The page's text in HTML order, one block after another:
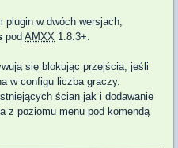
plugin w dwóch wersjach,
pod AMXX 1.8.3+.
się blokując przejścia, jeśli
w configu liczba graczy.
ścian jak i dodawanie
z poziomu menu pod komendą